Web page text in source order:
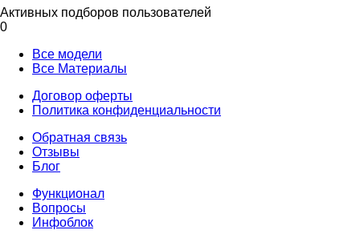
Активных подборов пользователей
0
Все модели
Все Материалы
Договор оферты
Политика конфиденциальности
Обратная связь
Отзывы
Блог
Функционал
Вопросы
Инфоблок